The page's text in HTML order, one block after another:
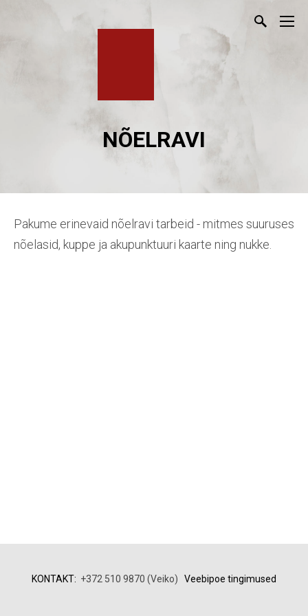
NÕELRAVI
Pakume erinevaid nõelravi tarbeid - mitmes suuruses
nõelasid, kuppe ja akupunktuuri kaarte ning nukke.
KONTAKT: +372 510 9870 (Veiko) Veebipoe tingimused